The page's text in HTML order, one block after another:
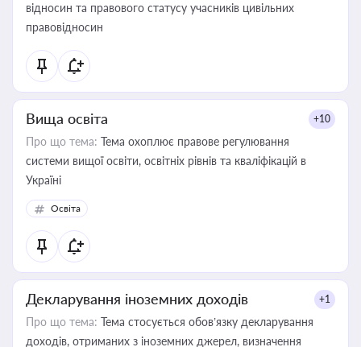
відносин та правового статусу учасників цивільних
правовідносин
Вища освіта +10
Про що тема: Тема охоплює правове регулювання
системи вищої освіти, освітніх рівнів та кваліфікацій в
Україні
Освіта
Декларування іноземних доходів +1
Про що тема: Тема стосується обов’язку декларування
доходів, отриманих з іноземних джерел, визначення